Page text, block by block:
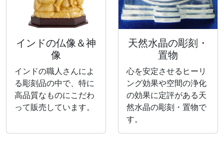
インドの仏像＆神
像
インドの職人さんによ
る彫刻品の中で、特に
高品質なものにこだわ
って販売しています。
天然水晶の彫刻・
置物
心を安定させるヒーリ
ング効果や空間の浄化
の効果に定評がある天
然水晶の彫刻・置物で
す。